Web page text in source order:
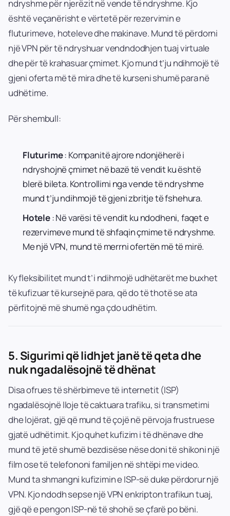
ndryshme për njerëzit në vende të ndryshme. Kjo
është veçanërisht e vërtetë për rezervimin e
fluturimeve, hoteleve dhe makinave. Mund të përdorni
një VPN për të ndryshuar vendndodhjen tuaj virtuale
dhe për të krahasuar çmimet. Kjo mund t’ju ndihmojë të
gjeni oferta më të mira dhe të kurseni shumë para në
udhëtime.
Për shembull:
Fluturime: Kompanitë ajrore ndonjëherë i
ndryshojnë çmimet në bazë të vendit ku është
blerë bileta. Kontrollimi nga vende të ndryshme
mund t’ju ndihmojë të gjeni zbritje të fshehura.
Hotele: Në varësi të vendit ku ndodheni, faqet e
rezervimeve mund të shfaqin çmime të ndryshme.
Me një VPN, mund të merrni ofertën më të mirë.
Ky fleksibilitet mund t’i ndihmojë udhëtarët me buxhet
të kufizuar të kursejnë para, që do të thotë se ata
përfitojnë më shumë nga çdo udhëtim.
5. Sigurimi që lidhjet janë të qeta dhe
nuk ngadalësojnë të dhënat
Disa ofrues të shërbimeve të internetit (ISP)
ngadalësojnë lloje të caktuara trafiku, si transmetimi
dhe lojërat, gjë që mund të çojë në përvoja frustruese
gjatë udhëtimit. Kjo quhet kufizim i të dhënave dhe
mund të jetë shumë bezdisëse nëse doni të shikoni një
film ose të telefononi familjen në shtëpi me video.
Mund ta shmangni kufizimin e ISP-së duke përdorur një
VPN. Kjo ndodh sepse një VPN enkripton trafikun tuaj,
gjë që e pengon ISP-në të shohë se çfarë po bëni.